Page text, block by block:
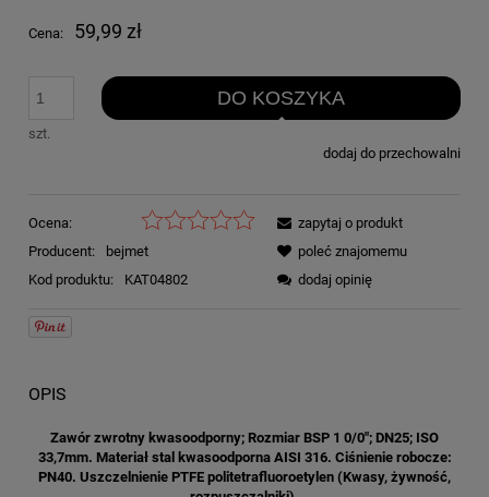
Cena: 59,99 zł
szt.
DO KOSZYKA
dodaj do przechowalni
Ocena:
Producent:
bejmet
Kod produktu:
KAT04802
zapytaj o produkt
poleć znajomemu
dodaj opinię
OPIS
Zawór zwrotny kwasoodporny; Rozmiar BSP 1 0/0"; DN25; ISO
33,7mm. Materiał stal kwasoodporna AISI 316. Ciśnienie robocze:
PN40. Uszczelnienie PTFE politetrafluoroetylen (Kwasy, żywność,